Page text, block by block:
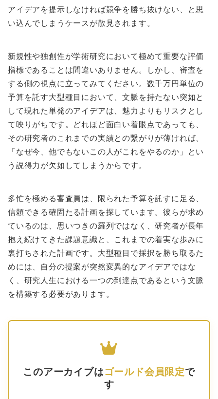
アイデアを提示しなければ競争を勝ち抜けない、と思
い込んでしまうケースが散見されます。
新規性や独創性が学術研究において極めて重要な評価
指標であることは間違いありません。しかし、審査を
する側の視点に立ってみてください。数千万円単位の
予算を託す大型種目において、文脈を持たない突如と
して現れた単発のアイデアは、魅力よりもリスクとし
て映りがちです。どれほど面白い着眼点であっても、
その研究者のこれまでの実績との繋がりが薄ければ、
「なぜ今、他でもないこの人がこれをやるのか」とい
う説得力が欠如してしまうからです。
多忙を極める審査員は、限られた予算を託すに足る、
信頼できる確固たる計画を探しています。彼らが求め
ているのは、思いつきの羅列ではなく、研究者が長年
抱え続けてきた課題意識と、これまでの着実な歩みに
裏打ちされた計画です。大型種目で採択を勝ち取るた
めには、自分の提案が突然変異的なアイデアではな
く、研究人生における一つの到達点であるという文脈
を構築する必要があります。
このアーカイブはゴールド会員限定で
す